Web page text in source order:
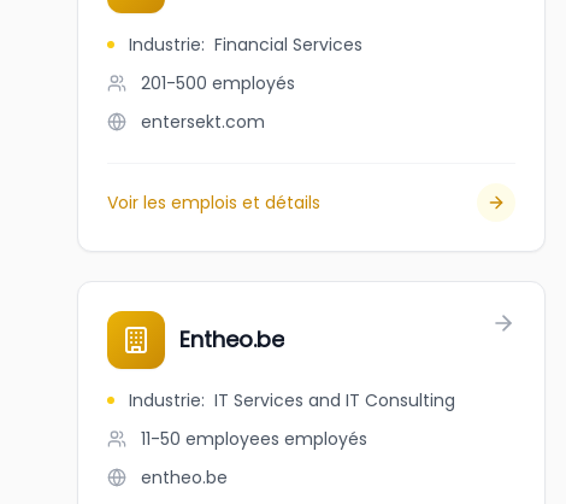
Industrie: Financial Services
201-500 employés
entersekt.com
Voir les emplois et détails
Entheo.be
Industrie: IT Services and IT Consulting
11-50 employees employés
entheo.be